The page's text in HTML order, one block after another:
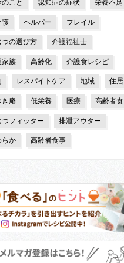
こと 認知症の症状 栄養不足
護 ヘルパー フレイル
つの選び方 介護福祉士
家族 高齢化 介護食レシピ
レスパイトケア 地域 住居
き庵 低栄養 医療 高齢者食
つフィッター 排泄アウター
らか 高齢者食事